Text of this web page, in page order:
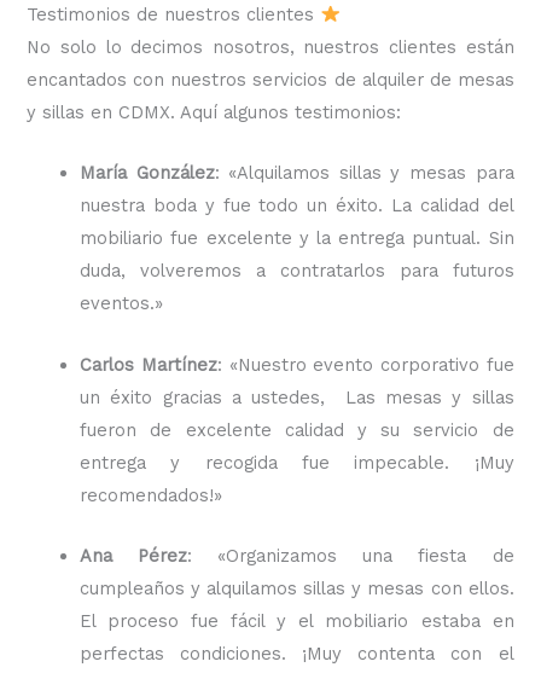
Testimonios de nuestros clientes
No solo lo decimos nosotros, nuestros clientes están
encantados con nuestros servicios de alquiler de mesas
y sillas en CDMX. Aquí algunos testimonios:
María González: «Alquilamos sillas y mesas para
nuestra boda y fue todo un éxito. La calidad del
mobiliario fue excelente y la entrega puntual. Sin
duda, volveremos a contratarlos para futuros
eventos.»
Carlos Martínez: «Nuestro evento corporativo fue
un éxito gracias a ustedes, Las mesas y sillas
fueron de excelente calidad y su servicio de
entrega y recogida fue impecable. ¡Muy
recomendados!»
Ana Pérez: «Organizamos una fiesta de
cumpleaños y alquilamos sillas y mesas con ellos.
El proceso fue fácil y el mobiliario estaba en
perfectas condiciones. ¡Muy contenta con el